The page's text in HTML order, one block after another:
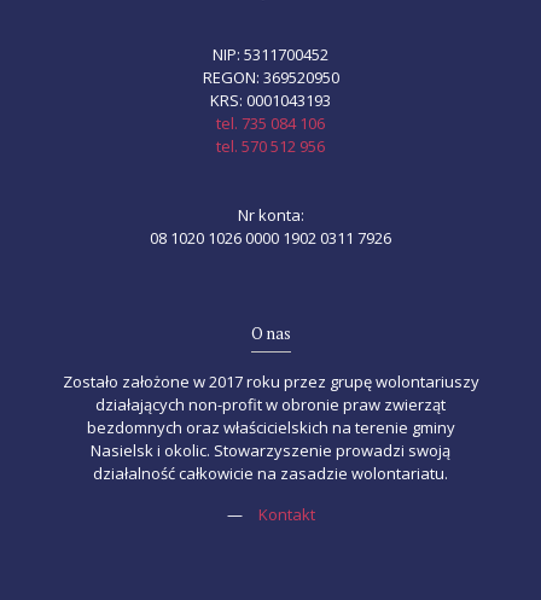
NIP: 5311700452
REGON: 369520950
KRS: 0001043193
tel. 735 084 106
tel. 570 512 956
Nr konta:
08 1020 1026 0000 1902 0311 7926
O nas
Zostało założone w 2017 roku przez grupę wolontariuszy
działających non-profit w obronie praw zwierząt
bezdomnych oraz właścicielskich na terenie gminy
Nasielsk i okolic. Stowarzyszenie prowadzi swoją
działalność całkowicie na zasadzie wolontariatu.
—
Kontakt